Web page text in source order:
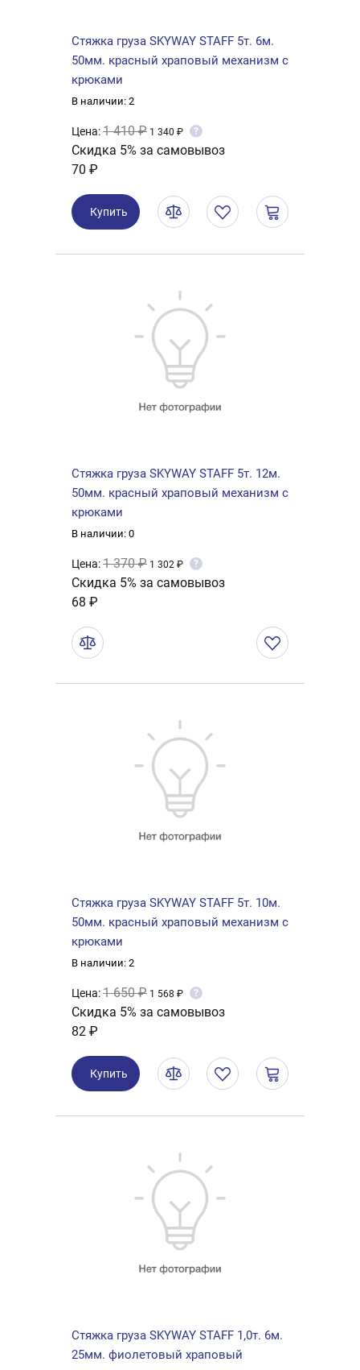
Стяжка груза SKYWAY STAFF 5т. 6м.
50мм. красный храповый механизм с
крюками
В наличии: 2
Цена:1 410 ₽ 1 340 ₽ ?
Скидка 5% за самовывоз
70 ₽
Купить
Стяжка груза SKYWAY STAFF 5т. 12м.
50мм. красный храповый механизм с
крюками
В наличии: 0
Цена:1 370 ₽ 1 302 ₽ ?
Скидка 5% за самовывоз
68 ₽
Стяжка груза SKYWAY STAFF 5т. 10м.
50мм. красный храповый механизм с
крюками
В наличии: 2
Цена:1 650 ₽ 1 568 ₽ ?
Скидка 5% за самовывоз
82 ₽
Купить
Стяжка груза SKYWAY STAFF 1,0т. 6м.
25мм. фиолетовый храповый